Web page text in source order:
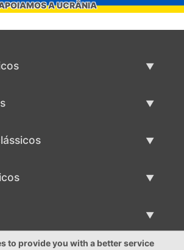
A UCRÂNIA
to provide you with a better service